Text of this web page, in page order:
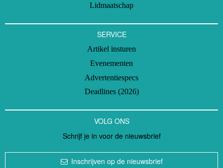
Lidmaatschap
SERVICE
Artikel insturen
Evenementen
Advertentiespecs
Deadlines (2026)
VOLG ONS
Schrijf je in voor de nieuwsbrief
Inschrijven op de nieuwsbrief